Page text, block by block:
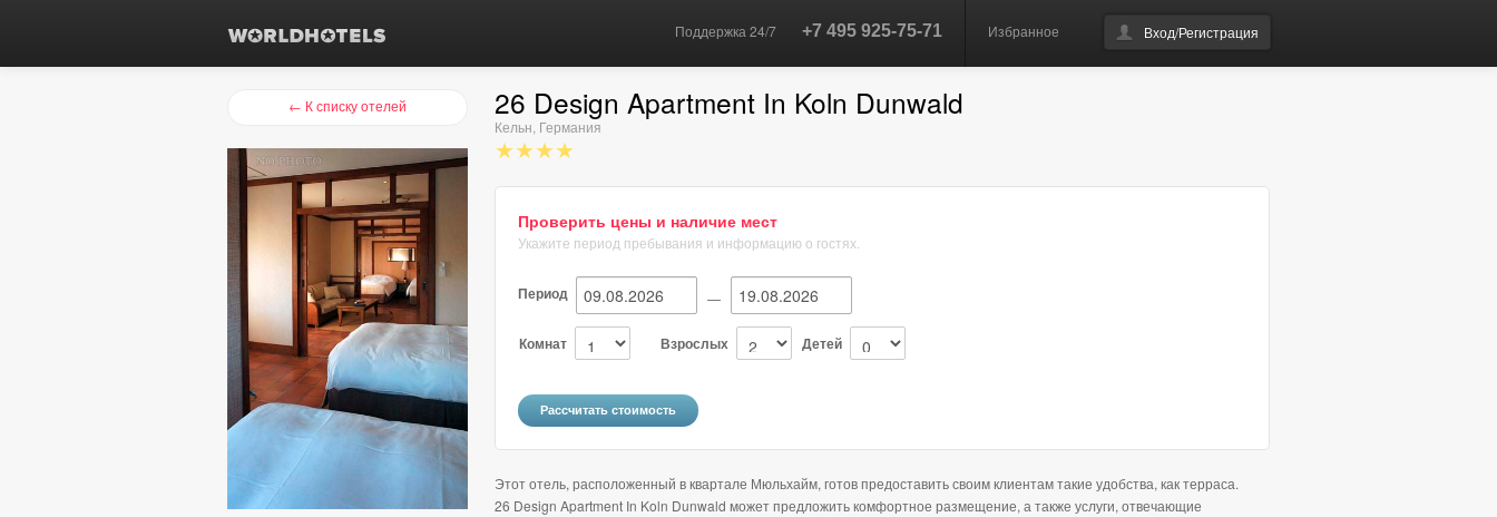
Избранное Вход/Регистрация
Поддержка 24/7 +7 495 925-75-71
← К списку отелей 26 Design Apartment In Koln Dunwald
Кельн Германия
★★★★
Проверить цены и наличие мест
Укажите период пребывания и информацию о гостях.
Период —
Комнат Взрослых Детей
Этот отель, расположенный в квартале Мюльхайм, готов предоставить своим клиентам такие удобства, как терраса.
26 Design Apartment In Koln Dunwald может предложить комфортное размещение, а также услуги, отвечающие